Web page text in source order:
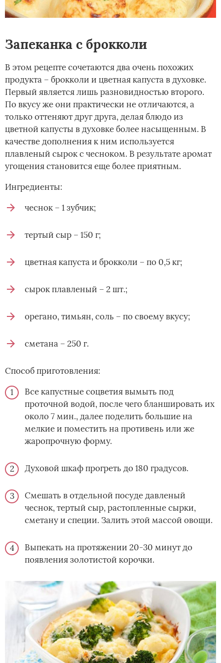
Запеканка с брокколи
В этом рецепте сочетаются два очень похожих
продукта – брокколи и цветная капуста в духовке.
Первый является лишь разновидностью второго.
По вкусу же они практически не отличаются, а
только оттеняют друг друга, делая блюдо из
цветной капусты в духовке более насыщенным. В
качестве дополнения к ним используется
плавленый сырок с чесноком. В результате аромат
угощения становится еще более приятным.
Ингредиенты:
чеснок – 1 зубчик;
тертый сыр – 150 г;
цветная капуста и брокколи – по 0,5 кг;
сырок плавленый – 2 шт.;
орегано, тимьян, соль – по своему вкусу;
сметана – 250 г.
Способ приготовления:
Все капустные соцветия вымыть под
проточной водой, после чего бланшировать их
около 7 мин., далее поделить большие на
мелкие и поместить на противень или же
жаропрочную форму.
Духовой шкаф прогреть до 180 градусов.
Смешать в отдельной посуде давленый
чеснок, тертый сыр, растопленные сырки,
сметану и специи. Залить этой массой овощи.
Выпекать на протяжении 20-30 минут до
появления золотистой корочки.